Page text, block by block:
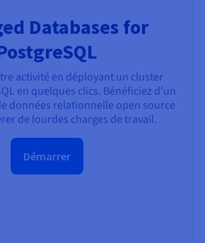
Databases for
activité en déployant un cluster
en quelques clics. Bénéficiez d’un
données relationnelle open source
de lourdes charges de travail.
Démarrer